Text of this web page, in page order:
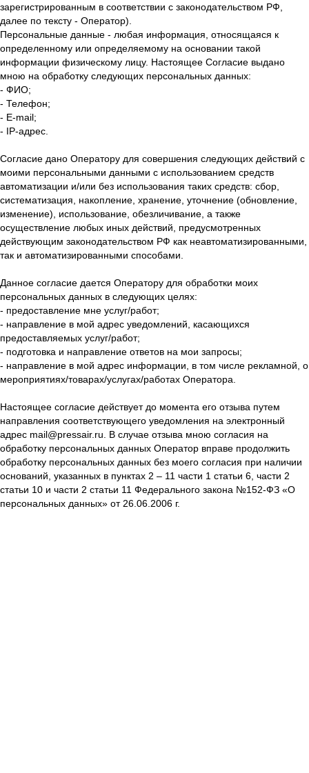
зарегистрированным в соответствии с законодательством РФ,
далее по тексту - Оператор).
Персональные данные - любая информация, относящаяся к
определенному или определяемому на основании такой
информации физическому лицу. Настоящее Согласие выдано
мною на обработку следующих персональных данных:
- ФИО;
- Телефон;
- E-mail;
- IP-адрес.
Согласие дано Оператору для совершения следующих действий с
моими персональными данными с использованием средств
автоматизации и/или без использования таких средств: сбор,
систематизация, накопление, хранение, уточнение (обновление,
изменение), использование, обезличивание, а также
осуществление любых иных действий, предусмотренных
действующим законодательством РФ как неавтоматизированными,
так и автоматизированными способами.
Данное согласие дается Оператору для обработки моих
персональных данных в следующих целях:
- предоставление мне услуг/работ;
- направление в мой адрес уведомлений, касающихся
предоставляемых услуг/работ;
- подготовка и направление ответов на мои запросы;
- направление в мой адрес информации, в том числе рекламной, о
мероприятиях/товарах/услугах/работах Оператора.
Настоящее согласие действует до момента его отзыва путем
направления соответствующего уведомления на электронный
адрес mail@pressair.ru. В случае отзыва мною согласия на
обработку персональных данных Оператор вправе продолжить
обработку персональных данных без моего согласия при наличии
оснований, указанных в пунктах 2 – 11 части 1 статьи 6, части 2
статьи 10 и части 2 статьи 11 Федерального закона №152-ФЗ «О
персональных данных» от 26.06.2006 г.